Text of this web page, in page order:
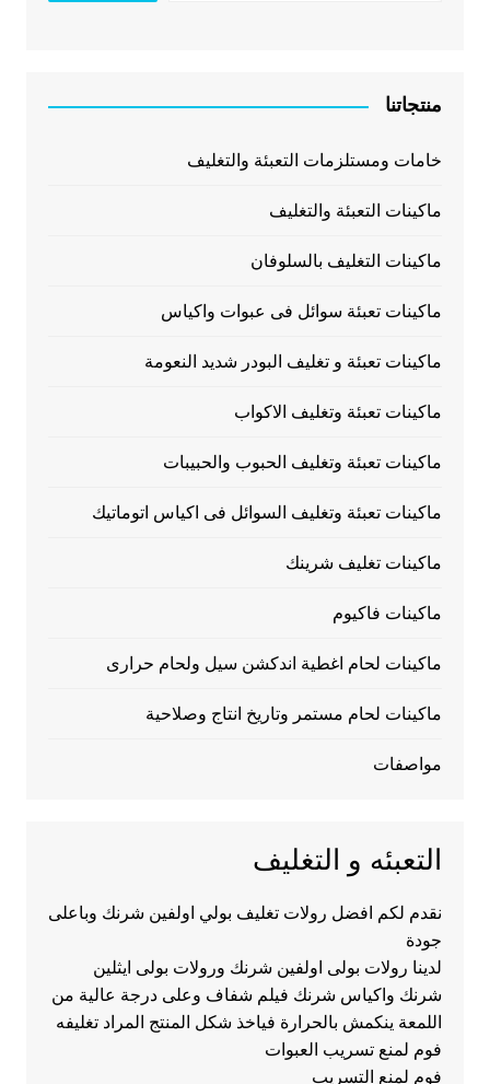
منتجاتنا
خامات ومستلزمات التعبئة والتغليف
ماكينات التعبئة والتغليف
ماكينات التغليف بالسلوفان
ماكينات تعبئة سوائل فى عبوات واكياس
ماكينات تعبئة و تغليف البودر شديد النعومة
ماكينات تعبئة وتغليف الاكواب
ماكينات تعبئة وتغليف الحبوب والحبيبات
ماكينات تعبئة وتغليف السوائل فى اكياس اتوماتيك
ماكينات تغليف شرينك
ماكينات فاكيوم
ماكينات لحام اغطية اندكشن سيل ولحام حرارى
ماكينات لحام مستمر وتاريخ انتاج وصلاحية
مواصفات
التعبئه و التغليف
نقدم لكم افضل رولات تغليف بولي اولفين شرنك وباعلى
جودة
لدينا رولات بولى اولفين شرنك ورولات بولى ايثلين
شرنك واكياس شرنك فيلم شفاف وعلى درجة عالية من
اللمعة ينكمش بالحرارة فياخذ شكل المنتج المراد تغليفه
فوم لمنع تسريب العبوات
فوم لمنع التسريب